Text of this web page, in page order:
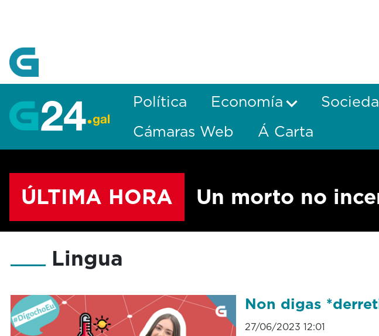
Política Economía
Cámaras Web
Á Carta
ÚLTIMA HORA Un morto no
Lingua
Non digas
27/06/2023 12:01